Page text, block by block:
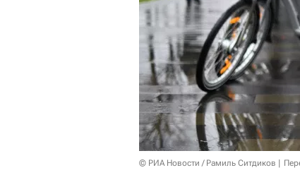
© РИА Новости / Рамиль Ситдиков